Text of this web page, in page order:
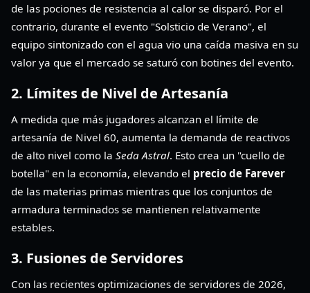
de las pociones de resistencia al calor se disparó. Por el
contrario, durante el evento "Solsticio de Verano", el
equipo sintonizado con el agua vio una caída masiva en su
valor ya que el mercado se saturó con botines del evento.
2. Límites de Nivel de Artesanía
A medida que más jugadores alcanzan el límite de
artesanía de Nivel 60, aumenta la demanda de reactivos
de alto nivel como la Seda Astral. Esto crea un "cuello de
botella" en la economía, elevando el precio de Farever
de las materias primas mientras que los conjuntos de
armadura terminados se mantienen relativamente
estables.
3. Fusiones de Servidores
Con las recientes optimizaciones de servidores de 2026,